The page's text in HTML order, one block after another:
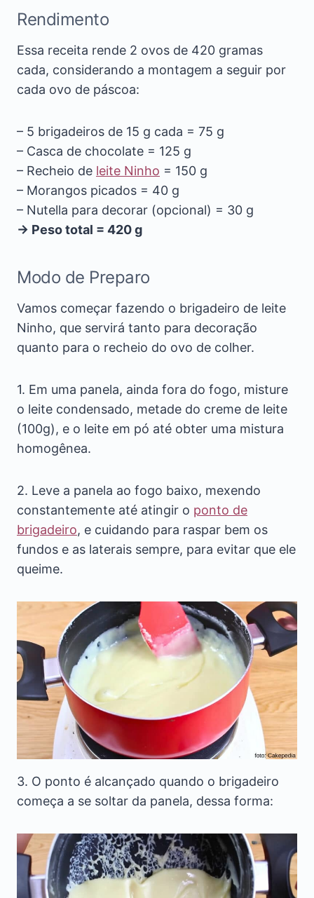
Rendimento
Essa receita rende 2 ovos de 420 gramas
cada, considerando a montagem a seguir por
cada ovo de páscoa:
– 5 brigadeiros de 15 g cada = 75 g
– Casca de chocolate = 125 g
– Recheio de leite Ninho = 150 g
– Morangos picados = 40 g
– Nutella para decorar (opcional) = 30 g
→ Peso total = 420 g
Modo de Preparo
Vamos começar fazendo o brigadeiro de leite
Ninho, que servirá tanto para decoração
quanto para o recheio do ovo de colher.
1. Em uma panela, ainda fora do fogo, misture
o leite condensado, metade do creme de leite
(100g), e o leite em pó até obter uma mistura
homogênea.
2. Leve a panela ao fogo baixo, mexendo
constantemente até atingir o ponto de
brigadeiro, e cuidando para raspar bem os
fundos e as laterais sempre, para evitar que ele
queime.
3. O ponto é alcançado quando o brigadeiro
começa a se soltar da panela, dessa forma: